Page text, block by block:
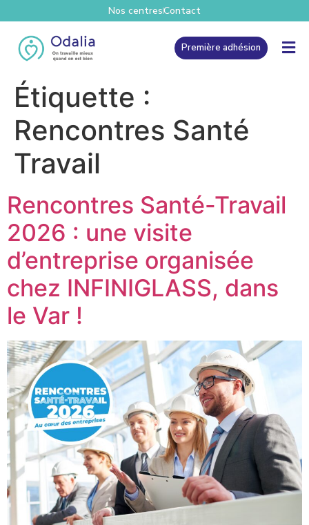
Nos centresContact
Première adhésion
Étiquette :
Rencontres Santé
Travail
Rencontres Santé-Travail
2026 : une visite
d’entreprise organisée
chez INFINIGLASS, dans
le Var !